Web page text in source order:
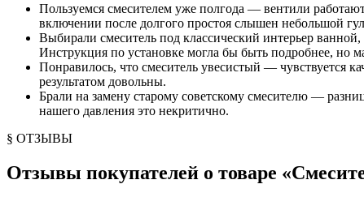
Пользуемся смесителем уже полгода — вентили
включении после долгого простоя слышен небольшой
Выбирали смеситель под классический интерьер
Инструкция по установке могла бы быть подробнее, но
Понравилось, что смеситель увесистый — чувствуется
результатом довольны.
Брали на замену старому советскому смесителю —
нашего давления это некритично.
§ ОТЗЫВЫ
Отзывы покупателей о товаре «